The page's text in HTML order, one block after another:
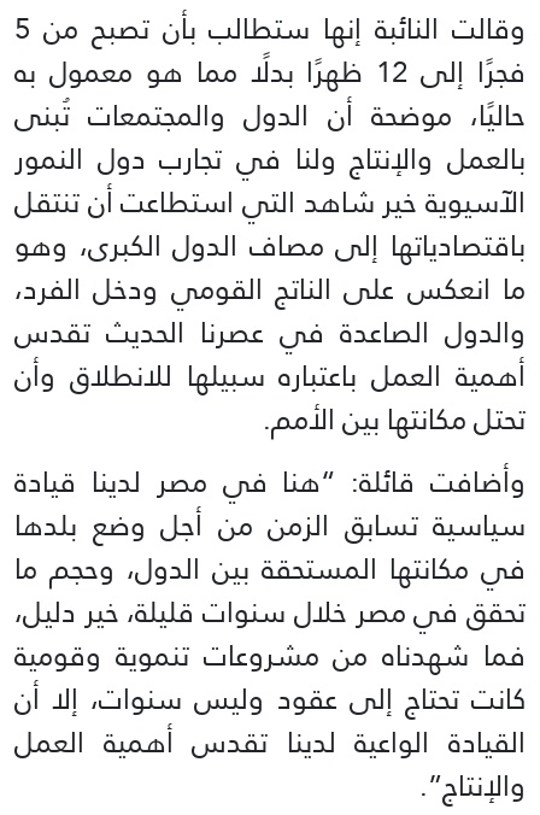
وقالت النائبة إنها ستطالب بأن تصبح من 5
فجرًا إلى 12 ظهرًا بدلًا مما هو معمول به
حاليًا، موضحة أن الدول والمجتمعات تُبنى
بالعمل والإنتاج ولنا في تجارب دول النمور
الآسيوية خير شاهد التي استطاعت أن تنتقل
باقتصادياتها إلى مصاف الدول الكبرى، وهو
ما انعكس على الناتج القومي ودخل الفرد،
والدول الصاعدة في عصرنا الحديث تقدس
أهمية العمل باعتباره سبيلها للانطلاق وأن
تحتل مكانتها بين الأمم.
وأضافت قائلة: “هنا في مصر لدينا قيادة
سياسية تسابق الزمن من أجل وضع بلدها
في مكانتها المستحقة بين الدول، وحجم ما
تحقق في مصر خلال سنوات قليلة، خير دليل،
فما شهدناه من مشروعات تنموية وقومية
كانت تحتاج إلى عقود وليس سنوات، إلا أن
القيادة الواعية لدينا تقدس أهمية العمل
والإنتاج”.